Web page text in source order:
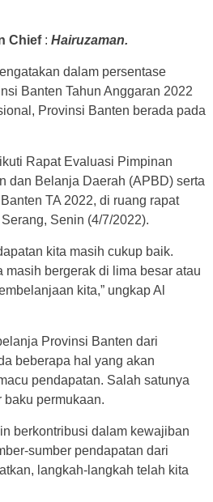
Chief: Hairuzaman.
dalam persentase
Banten Tahun Anggaran 2022
Provinsi Banten berada pada
Rapat Evaluasi Pimpinan
dan Belanja Daerah (APBD) serta
TA 2022, di ruang rapat
Senin (4/7/2022).
kita masih cukup baik.
bergerak di lima besar atau
kita,” ungkap Al
Provinsi Banten dari
beberapa hal yang akan
pendapatan. Salah satunya
permukaan.
berkontribusi dalam kewajiban
sumber pendapatan dari
langkah-langkah telah kita